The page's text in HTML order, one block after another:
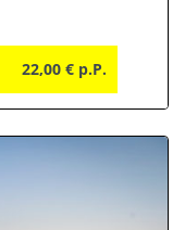
22,00 € p.P.